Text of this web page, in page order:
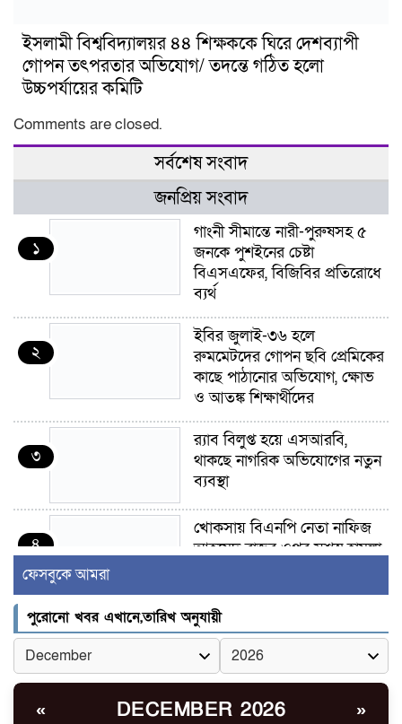
ইসলামী বিশ্ববিদ্যালয়র ৪৪ শিক্ষককে ঘিরে দেশব্যাপী
গোপন তৎপরতার অভিযোগ/ তদন্তে গঠিত হলো
উচ্চপর্যায়ের কমিটি
Comments are closed.
সর্বশেষ সংবাদ
জনপ্রিয় সংবাদ
১
গাংনী সীমান্তে নারী-পুরুষসহ ৫
জনকে পুশইনের চেষ্টা
বিএসএফের, বিজিবির প্রতিরোধে
ব্যর্থ
২
ইবির জুলাই-৩৬ হলে
রুমমেটদের গোপন ছবি প্রেমিকের
কাছে পাঠানোর অভিযোগ, ক্ষোভ
ও আতঙ্ক শিক্ষার্থীদের
৩
র‍্যাব বিলুপ্ত হয়ে এসআরবি,
থাকছে নাগরিক অভিযোগের নতুন
ব্যবস্থা
৪
খোকসায় বিএনপি নেতা নাফিজ
আহমেদ রাজুর ওপর সশস্ত্র হামলা,
৫
সাঈদীর ছবিতে জুতা
নিক্ষেপকারীরা ‘জারজ সন্তান’:
আমির হামজা
৬
ইসলামী বিশ্ববিদ্যালয়র ৪৪
ফেসবুকে আমরা
পুরোনো খবর এখানে,তারিখ অনুযায়ী
« DECEMBER 2026 »